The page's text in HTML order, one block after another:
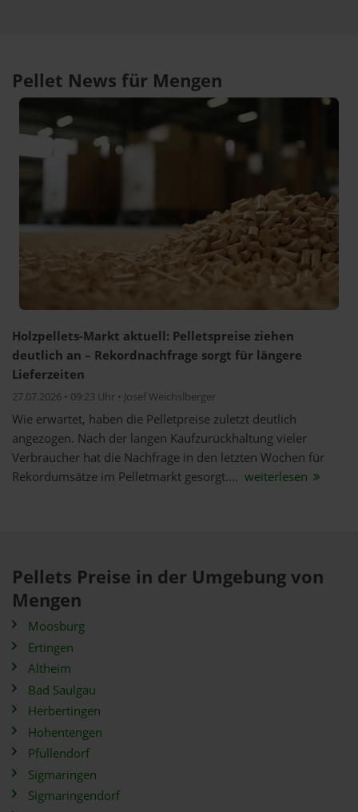
Pellet News für Mengen
Holzpellets-Markt aktuell: Pelletspreise ziehen
deutlich an – Rekordnachfrage sorgt für längere
Lieferzeiten
27.07.2026 • 09:23 Uhr • Josef Weichslberger
Wie erwartet, haben die Pelletpreise zuletzt deutlich
angezogen. Nach der langen Kaufzurückhaltung vieler
Verbraucher hat die Nachfrage in den letzten Wochen für
Rekordumsätze im Pelletmarkt gesorgt.... weiterlesen
Pellets Preise in der Umgebung von
Mengen
Moosburg
Ertingen
Altheim
Bad Saulgau
Herbertingen
Hohentengen
Pfullendorf
Sigmaringen
Sigmaringendorf